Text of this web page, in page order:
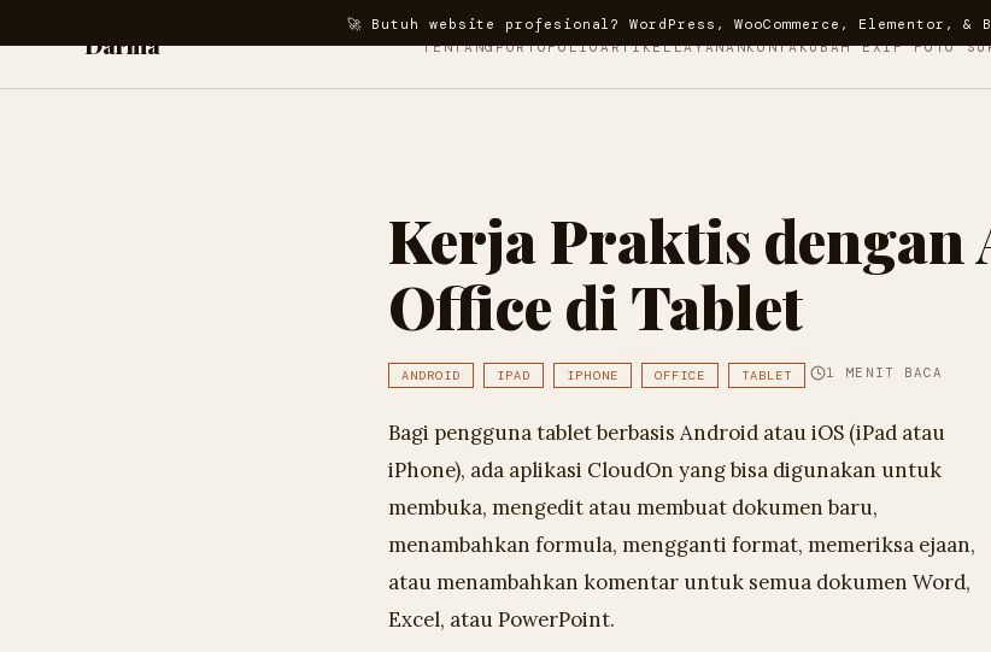
🚀 Butuh website profesional? WordPress, WooCommerce, Elementor, &
Darma TENTANGPORTOFOLIOARTIKELLAYANANKONTAKUBAH EXIF FOTO
Kerja Praktis dengan
Office di Tablet
ANDROID IPAD IPHONE OFFICE TABLET 1 MENIT BACA
Bagi pengguna tablet berbasis Android atau iOS (iPad atau
iPhone), ada aplikasi CloudOn yang bisa digunakan untuk
membuka, mengedit atau membuat dokumen baru,
menambahkan formula, mengganti format, memeriksa ejaan,
atau menambahkan komentar untuk semua dokumen Word,
Excel, atau PowerPoint.